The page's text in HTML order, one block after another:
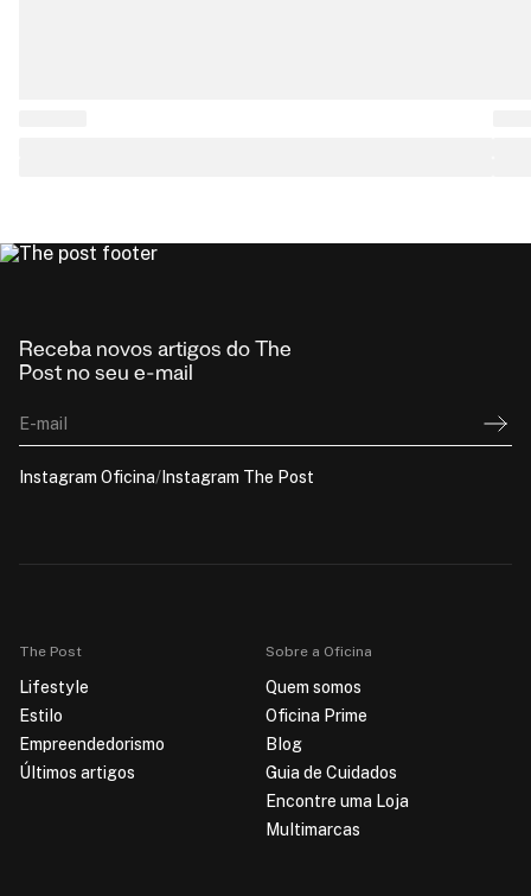
Receba novos artigos do The
Post no seu e-mail
E-mail
Instagram Oficina/ Instagram The Post
The Post
Lifestyle
Estilo
Empreendedorismo
Últimos artigos
Sobre a Oficina
Quem somos
Oficina Prime
Blog
Guia de Cuidados
Encontre uma Loja
Multimarcas